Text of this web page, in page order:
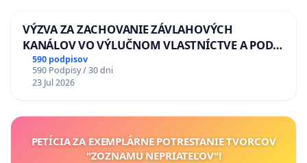
VÝZVA ZA ZACHOVANIE ZÁVLAHOVÝCH
KANÁLOV VO VÝLUČNOM VLASTNÍCTVE A POD
KONTROLOU SLOVENSKEJ REPUBLIKY & žiadosť
na riešenie zanedbaného stavu závlahových a
odvodňovacích kanálov na Slovensku
590 podpisov
590 Podpisy / 30 dni
23 Jul 2026
PETÍCIA ZA EXEMPLÁRNE POTRESTANIE TVORCOV
"ZOZNAMU NEPRIATEĽOV"!